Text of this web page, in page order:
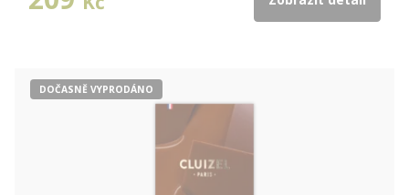
DOČASNĚ VYPRODÁNO